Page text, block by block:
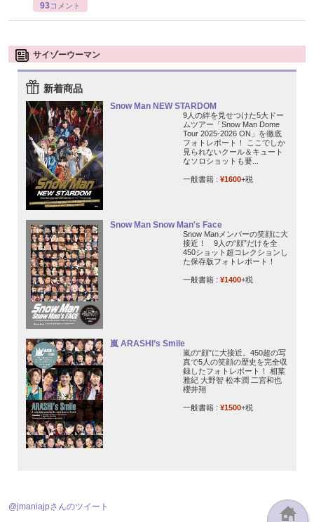
93コメント
サイゾーウーマン
新着商品
Snow Man NEW STARDOM
9人の絆を見せつけた5大ドー
ムツアー「Snow Man Dome
Tour 2025-2026 ON」を徹底
フォトレポート！ ここでしか
見られないクール＆キュート
なソロショットも要...
一般書籍 : ¥1600+税
Snow Man Snow Man's Face
Snow Manメンバーの笑顔に大
接近！ 9人の“顔”だけを全
450ショット超コレクションし
た保存版フォトレポート！
一般書籍 : ¥1400+税
嵐 ARASHI’s Smile
嵐の“顔”に大接近。450超の写
真で5人の笑顔の歴史を完全収
録したフォトレポート！ 相葉
雅紀 大野智 松本潤 二宮和也
櫻井翔
一般書籍 : ¥1500+税
@jmaniajpさんのツイート